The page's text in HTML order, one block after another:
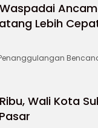
Lebih
Penanggulangan
Wali Kota